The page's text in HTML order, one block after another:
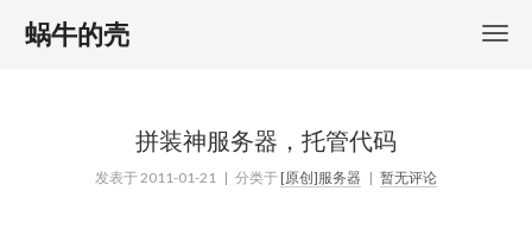
蜗牛的壳
拼装神服务器，托管代码
发表于2011-01-21 | 分类于[原创]服务器 | 暂无评论